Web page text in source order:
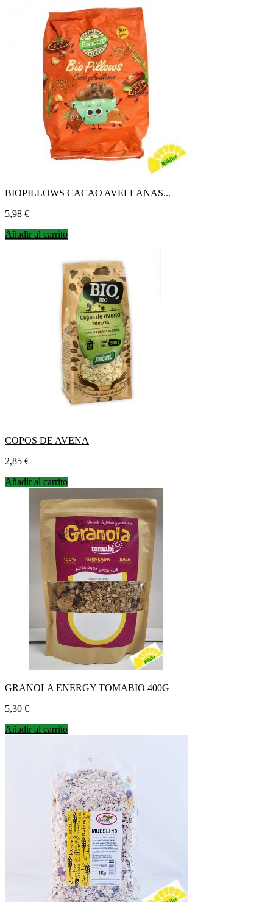
BIOPILLOWS CACAO AVELLANAS...
Precio
5,98 €
Añadir al carrito
COPOS DE AVENA
Precio
2,85 €
Añadir al carrito
GRANOLA ENERGY TOMABIO 400G
Precio
5,30 €
Añadir al carrito